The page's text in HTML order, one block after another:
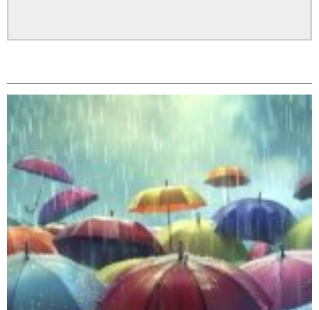
भिक्षा मागेर कारमा घुम्ने बाबाहरूलाई दाङ प्रहरीले पक्राउ,भारत
फर्कने सर्तमा रिहा,